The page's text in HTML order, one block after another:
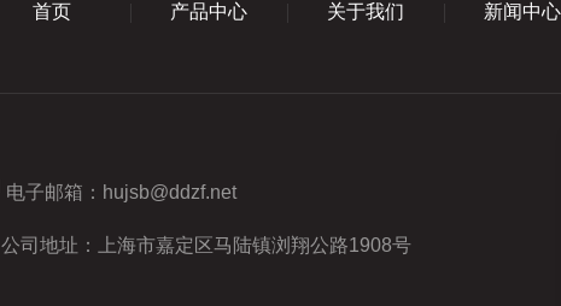
首页 产品中心 关于我们 新闻中心
电子邮箱： hujsb@ddzf.net
公司地址：上海市嘉定区马陆镇浏翔公路1908号